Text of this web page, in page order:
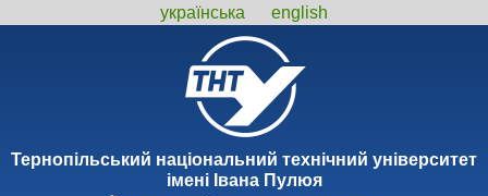
українська english
Тернопiльський національний технiчний унiверситет
iменi Iвана Пулюя